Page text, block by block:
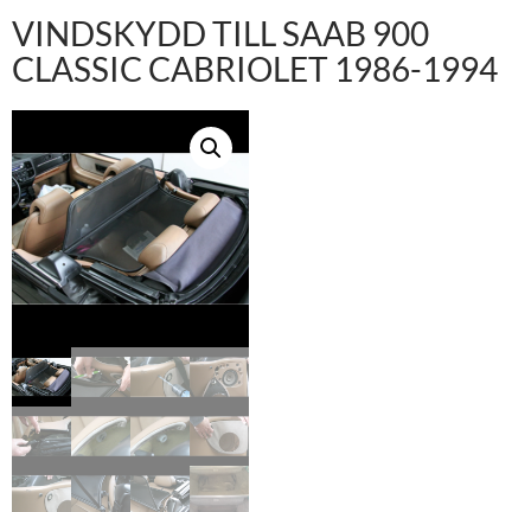
VINDSKYDD TILL SAAB 900
CLASSIC CABRIOLET 1986-1994